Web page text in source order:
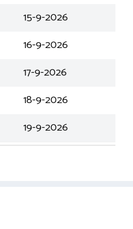
15-9-2026
16-9-2026
17-9-2026
18-9-2026
19-9-2026